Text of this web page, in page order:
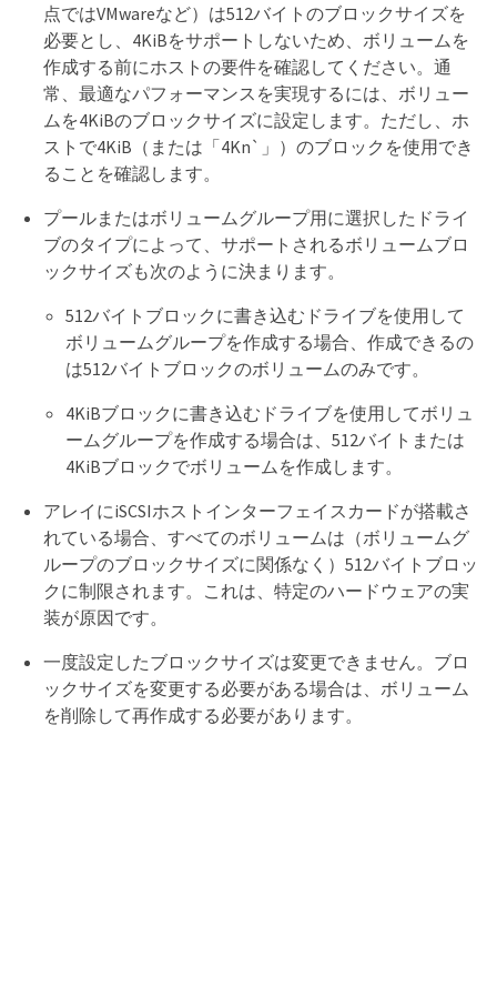
点ではVMwareなど）は512バイトのブロックサイズを
必要とし、4KiBをサポートしないため、ボリュームを
作成する前にホストの要件を確認してください。通
常、最適なパフォーマンスを実現するには、ボリュー
ムを4KiBのブロックサイズに設定します。ただし、ホ
ストで4KiB（または「4Kn`」）のブロックを使用でき
ることを確認します。
プールまたはボリュームグループ用に選択したドライ
ブのタイプによって、サポートされるボリュームブロ
ックサイズも次のように決まります。
512バイトブロックに書き込むドライブを使用して
ボリュームグループを作成する場合、作成できるの
は512バイトブロックのボリュームのみです。
4KiBブロックに書き込むドライブを使用してボリュ
ームグループを作成する場合は、512バイトまたは
4KiBブロックでボリュームを作成します。
アレイにiSCSIホストインターフェイスカードが搭載さ
れている場合、すべてのボリュームは（ボリュームグ
ループのブロックサイズに関係なく）512バイトブロッ
クに制限されます。これは、特定のハードウェアの実
装が原因です。
一度設定したブロックサイズは変更できません。ブロ
ックサイズを変更する必要がある場合は、ボリューム
を削除して再作成する必要があります。